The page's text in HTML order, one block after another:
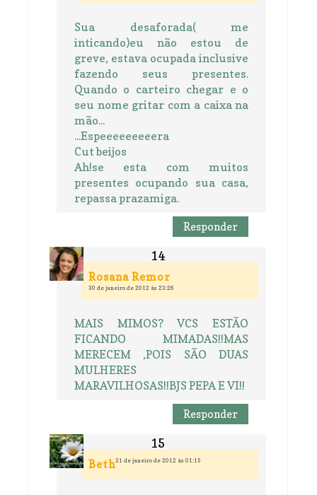
Sua desaforada( me
inticando)eu não estou de
greve, estava ocupada inclusive
fazendo seus presentes.
Quando o carteiro chegar e o
seu nome gritar com a caixa na
mão...
...Espeeeeeeeeera
Cut beijos
Ah!se esta com muitos
presentes ocupando sua casa,
repassa prazamiga.
Responder
Rosana Remor
30 de janeiro de 2012 às 23:26
MAIS MIMOS? VCS ESTÃO
FICANDO MIMADAS!!MAS
MERECEM ,POIS SÃO DUAS
MULHERES
MARAVILHOSAS!!BJS PEPA E VI!!
Responder
Beth31 de janeiro de 2012 às 01:15